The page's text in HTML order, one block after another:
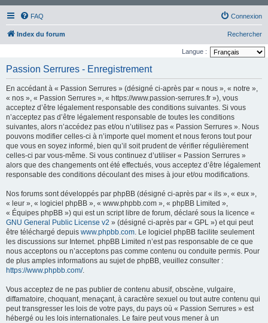
FAQ Connexion
Index du forum Rechercher
Langue :
Passion Serrures - Enregistrement
En accédant à « Passion Serrures » (désigné ci-après par « nous », « notre »,
« nos », « Passion Serrures », « https://www.passion-serrures.fr »), vous
acceptez d’être légalement responsable des conditions suivantes. Si vous
n’acceptez pas d’être légalement responsable de toutes les conditions
suivantes, alors n’accédez pas et/ou n’utilisez pas « Passion Serrures ». Nous
pouvons modifier celles-ci à n’importe quel moment et nous ferons tout pour
que vous en soyez informé, bien qu’il soit prudent de vérifier régulièrement
celles-ci par vous-même. Si vous continuez d’utiliser « Passion Serrures »
alors que des changements ont été effectués, vous acceptez d’être légalement
responsable des conditions découlant des mises à jour et/ou modifications.
Nos forums sont développés par phpBB (désigné ci-après par « ils », « eux »,
« leur », « logiciel phpBB », « www.phpbb.com », « phpBB Limited »,
« Équipes phpBB ») qui est un script libre de forum, déclaré sous la licence «
GNU General Public License v2 » (désigné ci-après par « GPL ») et qui peut
être téléchargé depuis www.phpbb.com. Le logiciel phpBB facilite seulement
les discussions sur Internet. phpBB Limited n’est pas responsable de ce que
nous acceptons ou n’acceptons pas comme contenu ou conduite permis. Pour
de plus amples informations au sujet de phpBB, veuillez consulter :
https://www.phpbb.com/.
Vous acceptez de ne pas publier de contenu abusif, obscène, vulgaire,
diffamatoire, choquant, menaçant, à caractère sexuel ou tout autre contenu qui
peut transgresser les lois de votre pays, du pays où « Passion Serrures » est
hébergé ou les lois internationales. Le faire peut vous mener à un